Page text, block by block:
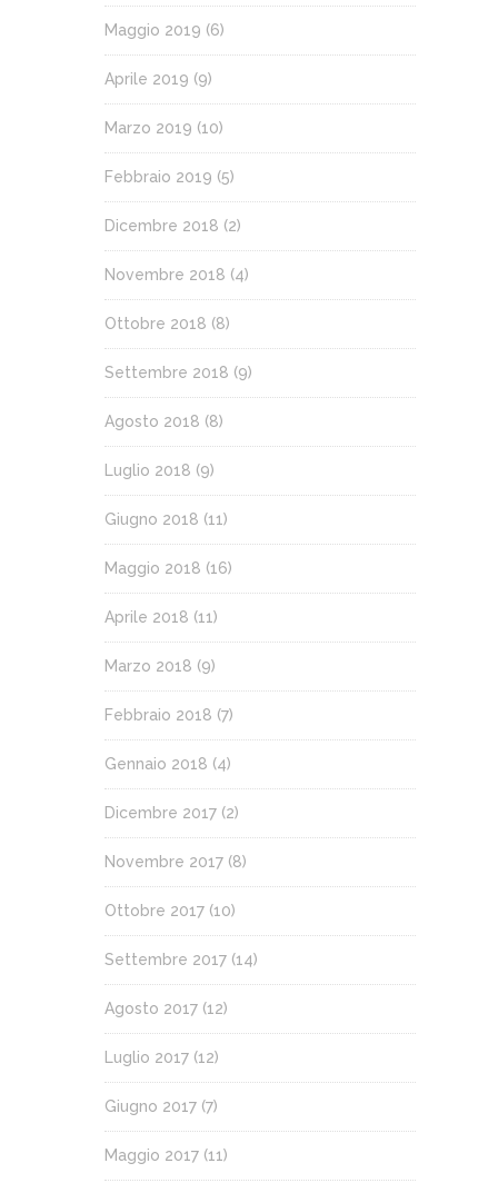
Maggio 2019 (6)
Aprile 2019 (9)
Marzo 2019 (10)
Febbraio 2019 (5)
Dicembre 2018 (2)
Novembre 2018 (4)
Ottobre 2018 (8)
Settembre 2018 (9)
Agosto 2018 (8)
Luglio 2018 (9)
Giugno 2018 (11)
Maggio 2018 (16)
Aprile 2018 (11)
Marzo 2018 (9)
Febbraio 2018 (7)
Gennaio 2018 (4)
Dicembre 2017 (2)
Novembre 2017 (8)
Ottobre 2017 (10)
Settembre 2017 (14)
Agosto 2017 (12)
Luglio 2017 (12)
Giugno 2017 (7)
Maggio 2017 (11)